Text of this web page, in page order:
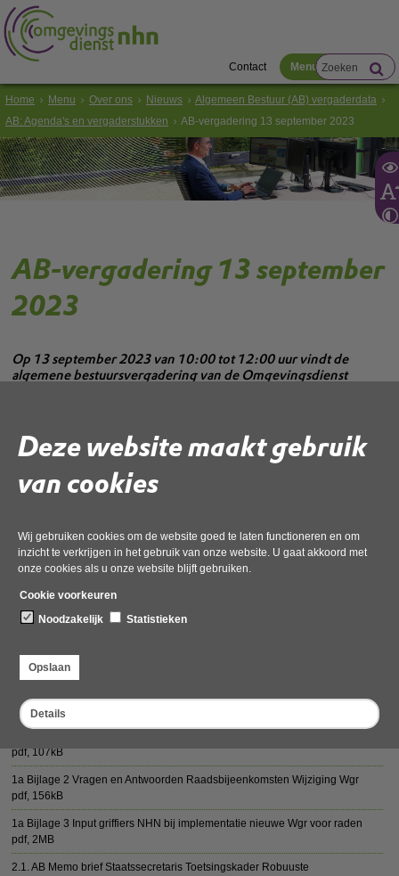
Deze website maakt gebruik
van cookies
Wij gebruiken cookies om de website goed te laten functioneren en om
inzicht te verkrijgen in het gebruik van onze website. U gaat akkoord met
onze cookies als u onze website blijft gebruiken.
Cookie voorkeuren
Noodzakelijk
Statistieken
Opslaan
Details
Contact Menu
Home Menu Over ons Nieuws
Algemeen Bestuur (AB) vergaderdata
AB: Agenda's en vergaderstukken
AB-vergadering 13 september 2023
AB-vergadering 13 september
2023
Op 13 september 2023 van 10:00 tot 12:00 uur vindt de
algemene bestuursvergadering van de Omgevingsdienst
Vergaderstukken AB 13 september 2023
, 90kB
pdf , 513kB
pdf, 107kB
1a Bijlage 2 Vragen en Antwoorden Raadsbijeenkomsten Wijziging Wgr
pdf, 156kB
1a Bijlage 3 Input griffiers NHN bij implementatie nieuwe Wgr voor raden
pdf, 2MB
2.1. AB Memo brief Staatssecretaris Toetsingskader Robuuste